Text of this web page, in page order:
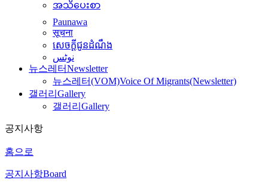
အသိပေးစာ
Paunawa
सूचना
សេចក្តីជូនដំណឹង
نوٹس
뉴스레터Newsletter
뉴스레터(VOM)Voice Of Migrants(Newsletter)
갤러리 Gallery
갤러리 Gallery
공지사항
홈으로
공지사항Board